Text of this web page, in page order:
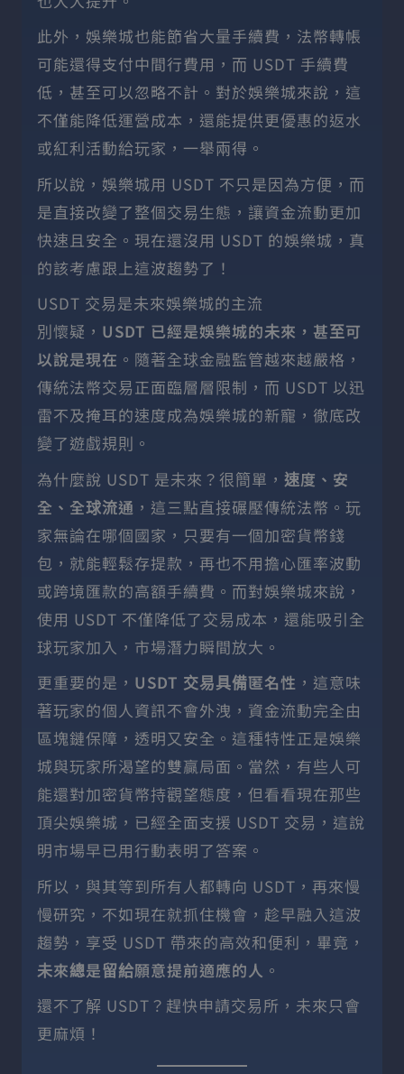
此外，娛樂城也能節省大量手續費，法幣轉帳
可能還得支付中間行費用，而 USDT 手續費
低，甚至可以忽略不計。對於娛樂城來說，這
不僅能降低運營成本，還能提供更優惠的返水
或紅利活動給玩家，一舉兩得。
所以說，娛樂城用 USDT 不只是因為方便，而
是直接改變了整個交易生態，讓資金流動更加
快速且安全。現在還沒用 USDT 的娛樂城，真
的該考慮跟上這波趨勢了！
USDT 交易是未來娛樂城的主流
別懷疑， USDT 已經是娛樂城的未來，甚至可
以說是現在 。隨著全球金融監管越來越嚴格，
傳統法幣交易正面臨層層限制，而 USDT 以迅
雷不及掩耳的速度成為娛樂城的新寵，徹底改
變了遊戲規則。
為什麼說 USDT 是未來？很簡單，速度、安
全、全球流通 ，這三點直接碾壓傳統法幣。玩
家無論在哪個國家，只要有一個加密貨幣錢
包，就能輕鬆存提款，再也不用擔心匯率波動
或跨境匯款的高額手續費。而對娛樂城來說，
使用 USDT 不僅降低了交易成本，還能吸引全
球玩家加入，市場潛力瞬間放大。
更重要的是， USDT 交易具備匿名性 ，這意味
著玩家的個人資訊不會外洩，資金流動完全由
區塊鏈保障，透明又安全。這種特性正是娛樂
城與玩家所渴望的雙贏局面。當然，有些人可
能還對加密貨幣持觀望態度，但看看現在那些
頂尖娛樂城，已經全面支援 USDT 交易，這說
明市場早已用行動表明了答案。
所以，與其等到所有人都轉向 USDT，再來慢
慢研究，不如現在就抓住機會，趁早融入這波
趨勢，享受 USDT 帶來的高效和便利，畢竟，
未來總是留給願意提前適應的人 。
還不了解 USDT？趕快申請交易所，未來只會
更麻煩！